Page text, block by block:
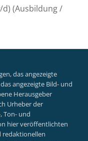
(Ausbildung /
das angezeigte
angezeigte Bild- und
Herausgeber
Urheber der
Ton- und
hier veröffentlichten